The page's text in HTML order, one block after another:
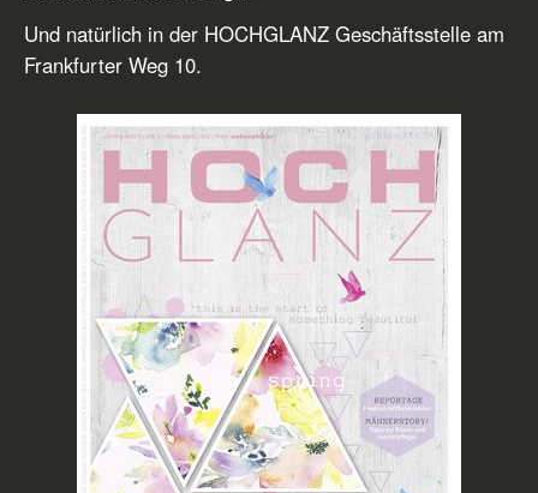
Und natürlich in der HOCHGLANZ Geschäftsstelle am
Frankfurter Weg 10.